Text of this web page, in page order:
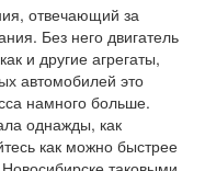
отвечающий за
Без него двигатель
и другие агрегаты,
автомобилей это
намного больше.
однажды, как
как можно быстрее